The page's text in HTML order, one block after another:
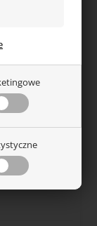
zimowa